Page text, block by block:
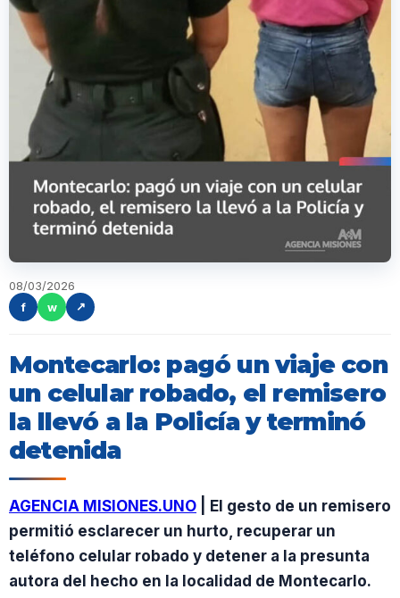
08/03/2026
f
w ↗
Montecarlo: pagó un viaje con
un celular robado, el remisero
la llevó a la Policía y terminó
detenida
AGENCIA MISIONES.UNO | El gesto de un remisero
permitió esclarecer un hurto, recuperar un
teléfono celular robado y detener a la presunta
autora del hecho en la localidad de Montecarlo.